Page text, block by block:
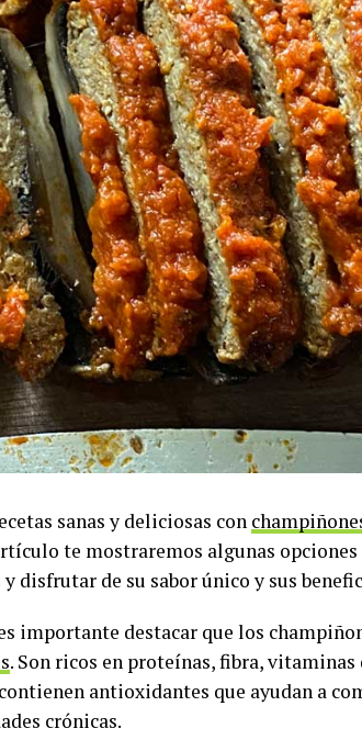
sanas y deliciosas con
te mostraremos algunas
disfrutar de su sabor único y sus
importante destacar que los
. Son ricos en proteínas, fibra,
antioxidantes que ayudan a
crónicas.